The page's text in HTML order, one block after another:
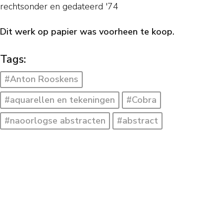
rechtsonder en gedateerd '74
Dit werk op papier was voorheen te koop.
Tags:
#Anton Rooskens
#aquarellen en tekeningen
#Cobra
#naoorlogse abstracten
#abstract